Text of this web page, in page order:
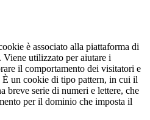
è associato alla piattaforma di
utilizzato per aiutare i
il comportamento dei visitatori e
È un cookie di tipo pattern, in cui il
breve serie di numeri e lettere, che
per il dominio che imposta il